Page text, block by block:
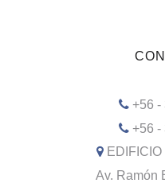
+56 -
+56 -
Av. Ramón